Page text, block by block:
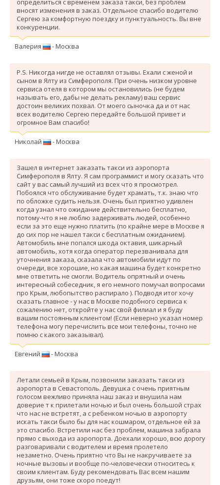
вносят изменения в заказ. Отдельное спасибо водителю
Сергею за комфортную поездку и пунктуальность. Вы вне
конкуренции.
Валерия - Москва
P.S. Никогда нигде не оставлял отзывы. Ехали с женой и
сыном в Ялту из Симферополя. При очень низком уровне
сервиса отеля в котором мы остановились (не будем
называть его, дабы не делать рекламу) ваш сервис
достоин великих похвал. От моего сыночка да и от нас
всех водителю Сергею передайте большой привет и
огромное Вам спасибо!
Николай - Москва
Зашел в интернет заказать такси из аэропорта
Симферополя в Ялту. Я сам программист и могу сказать что
сайт у вас самый лучший из всех что я просмотрел.
Побоялся что обслуживание будет храмать, т.к. знаю что
по обложке судить нельзя. Очень был приятно удивлен
когда узнал что ожидание действительно бесплатно,
потому-что я не люблю задерживать людей, особенно
если за это еще нужно платить (по крайне мере в Москве я
до сих пор не нашел такси с бесплатным ожиданием).
Автомобиль мне попался шкода октавия, шикарный
автомобиль, хотя когда оператор перезванивала для
уточнения заказа, сказала что автомобили идут по
очереди, все хорошие, но какая машина будет конкретно
мне ответить не смогли. Водитель опрятный и очень
интересный собеседник, я его немного помучал вопросами
про Крым, любопытство распирало ). Подводя итог хочу
сказать главное - у нас в Москве подобного сервиса к
сожалению нет, откройте у нас свой филиал и я буду
вашим постоянным клиентом! (Если неверно указал номер
телефона могу перечислить все мои телефоны, точно не
помню с какого заказывал).
Евгений - Москва
Летали семьей в Крым, позвонили заказать такси из
аэропорта в Севастополь. Девушка с очень приятным
голосом вежливо приняла наш заказ и внушила нам
доверие т к прилетали ночью и был очень большой страх
что нас не встретят, а с ребенком ночью в аэропорту
искать такси было бы для нас кошмаром, отдельное ей за
это спасибо. Вcтретили нас без проблем, машина забрала
прямо с выхода из аэропорта. Доехали хорошо, всю дорогу
разговаривали с водителем и время пролетело
незаметно. Очень приятно что Вы не накручиваете за
ночные вызовы и вообще по-человечески относитесь к
своим клиентам. Буду рекомендовать Вас всем нашим
друзьям, они тоже скоро поедут!